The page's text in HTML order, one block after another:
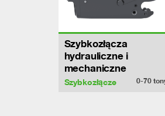
Szybkozłącza
hydrauliczne i
mechaniczne
Szybkozłącze 0-70